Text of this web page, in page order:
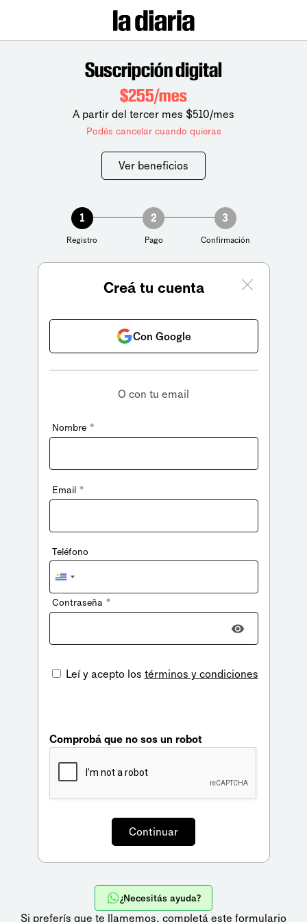
Suscripción digital
$255/mes
A partir del tercer mes $510/mes
Podés cancelar cuando quieras
Ver beneficios
1
Registro
2
Pago
3
Confirmación
Creá tu cuenta
Con Google
O con tu email
Nombre *
Email *
Teléfono
Uruguay
+598
Contraseña *
Leí y acepto los términos y condiciones
Comprobá que no sos un robot
¿Necesitás ayuda?
Si preferís que te llamemos, completá este formulario